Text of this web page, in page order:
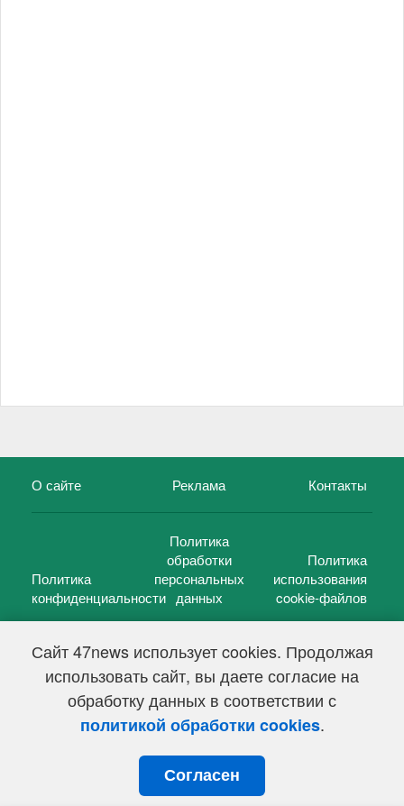
Сайт 47news использует cookies. Продолжая
использовать сайт, вы даете согласие на
обработку данных в соответствии с
политикой обработки cookies.
Согласен
О сайте Реклама Контакты
Политика
конфиденциальности
Политика
обработки
персональных
данных
Политика
использования
cookie-файлов
47 новостей (47 news)2005 — 2026 г.
Свидетельство о регистрации СМИ Эл № ФС 77-39848, выдано
Федеральной службой по надзору в сфере связи,
информационных технологий и массовых коммуникаций